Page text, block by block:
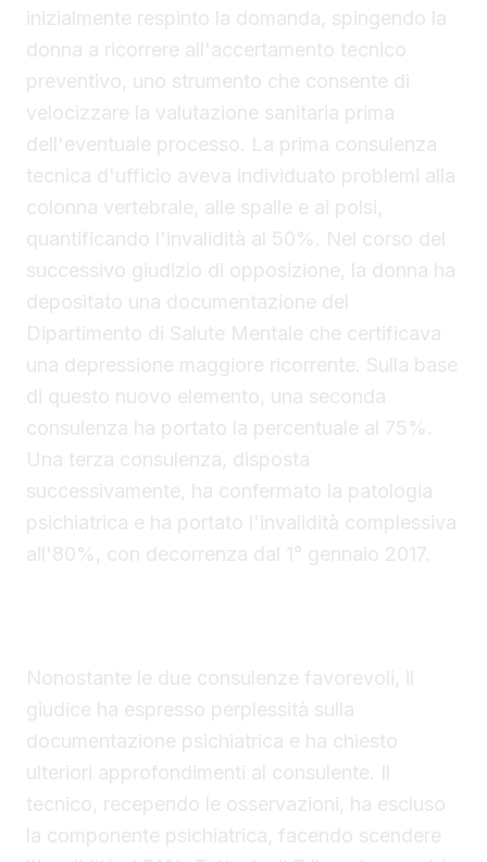
inizialmente respinto la domanda, spingendo la
donna a ricorrere all'accertamento tecnico
preventivo, uno strumento che consente di
velocizzare la valutazione sanitaria prima
dell'eventuale processo. La prima consulenza
tecnica d'ufficio aveva individuato problemi alla
colonna vertebrale, alle spalle e ai polsi,
quantificando l'invalidità al 50%. Nel corso del
successivo giudizio di opposizione, la donna ha
depositato una documentazione del
Dipartimento di Salute Mentale che certificava
una depressione maggiore ricorrente. Sulla base
di questo nuovo elemento, una seconda
consulenza ha portato la percentuale al 75%.
Una terza consulenza, disposta
successivamente, ha confermato la patologia
psichiatrica e ha portato l'invalidità complessiva
all'80%, con decorrenza dal 1° gennaio 2017.
Nonostante le due consulenze favorevoli, il
giudice ha espresso perplessità sulla
documentazione psichiatrica e ha chiesto
ulteriori approfondimenti al consulente. Il
tecnico, recependo le osservazioni, ha escluso
la componente psichiatrica, facendo scendere